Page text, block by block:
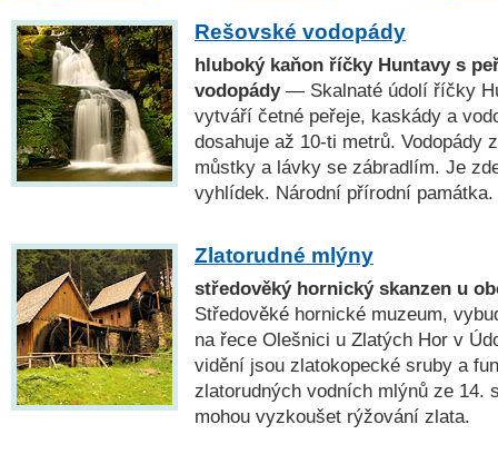
Rešovské vodopády
hluboký kaňon říčky Huntavy s
vodopády— Skalnaté údolí říčky
vytváří četné peřeje, kaskády a
dosahuje až 10-ti metrů. Vodopády
můstky a lávky se zábradlím. Je
vyhlídek. Národní přírodní památka.
Zlatorudné mlýny
středověký hornický skanzen u
Středověké hornické muzeum,
na řece Olešnici u Zlatých Hor v
vidění jsou zlatokopecké sruby a
zlatorudných vodních mlýnů ze 14.
mohou vyzkoušet rýžování zlata.